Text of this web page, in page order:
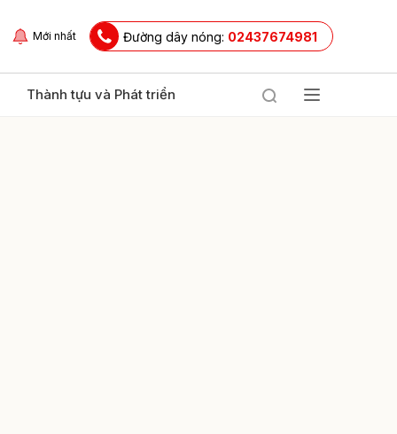
Mới nhất Đường dây nóng: 02437674981
Thành tựu và Phát triển